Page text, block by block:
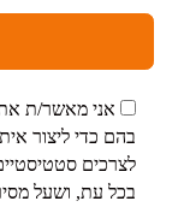
אני מאשר/ת את
בהם כדי ליצור
לצרכים
בכל עת, ושעל